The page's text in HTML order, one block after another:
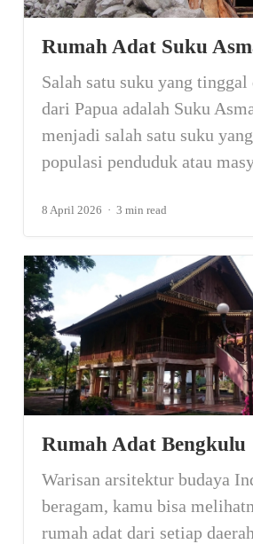
Rumah Adat Suku
Salah satu suku yang tinggal
dari Papua adalah Suku
menjadi salah satu suku
populasi penduduk atau
8 April 2026 3 min read
Rumah Adat Bengkulu
Warisan arsitektur budaya
beragam, kamu bisa
rumah adat dari setiap